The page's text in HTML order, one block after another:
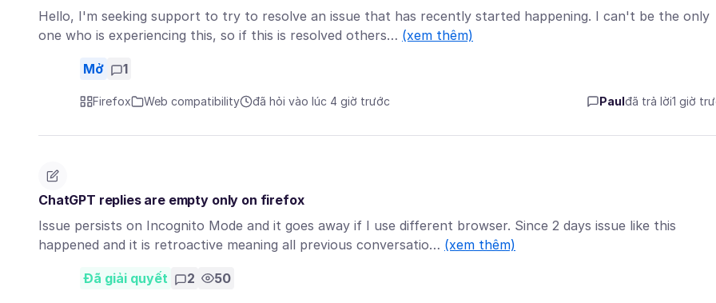
Hello, I'm seeking support to try to resolve an issue that has recently started happening. I can't be the only
one who is experiencing this, so if this is resolved others… (xem thêm)
Mở 1
Firefox Web compatibility đã hỏi vào lúc 4 giờ trước Paulđã trả lời1 giờ
ChatGPT replies are empty only on firefox
Issue persists on Incognito Mode and it goes away if I use different browser. Since 2 days issue like this
happened and it is retroactive meaning all previous conversatio… (xem thêm)
Đã giải quyết 2 50